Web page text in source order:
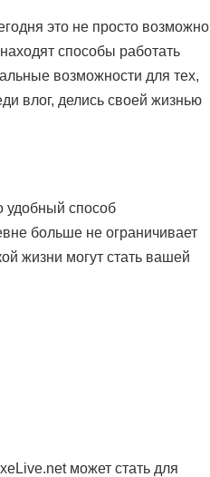
это не просто возможно
способы работать
возможности для тех,
влог, делись своей жизнью
удобный способ
больше не ограничивает
жизни могут стать вашей
может стать для